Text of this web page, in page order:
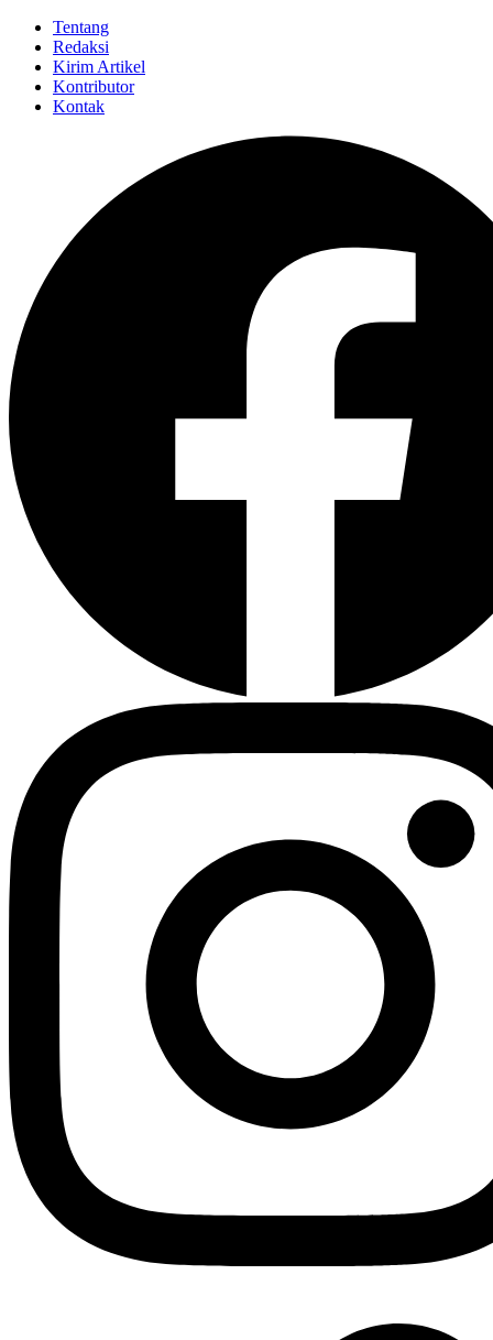
Tentang
Redaksi
Kirim Artikel
Kontributor
Kontak